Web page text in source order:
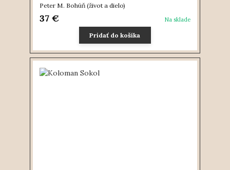
Peter M. Bohúň (život a dielo)
37 € Na sklade
Pridať do košíka